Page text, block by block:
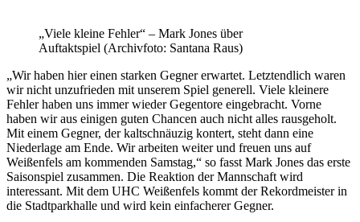
„Viele kleine Fehler“ – Mark Jones über
Auftaktspiel (Archivfoto: Santana Raus)
„Wir haben hier einen starken Gegner erwartet. Letztendlich waren
wir nicht unzufrieden mit unserem Spiel generell. Viele kleinere
Fehler haben uns immer wieder Gegentore eingebracht. Vorne
haben wir aus einigen guten Chancen auch nicht alles rausgeholt.
Mit einem Gegner, der kaltschnäuzig kontert, steht dann eine
Niederlage am Ende. Wir arbeiten weiter und freuen uns auf
Weißenfels am kommenden Samstag,“ so fasst Mark Jones das erste
Saisonspiel zusammen. Die Reaktion der Mannschaft wird
interessant. Mit dem UHC Weißenfels kommt der Rekordmeister in
die Stadtparkhalle und wird kein einfacherer Gegner.